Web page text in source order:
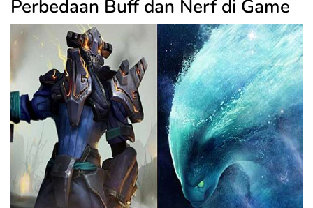
Perbedaan Buff dan Nerf di Game